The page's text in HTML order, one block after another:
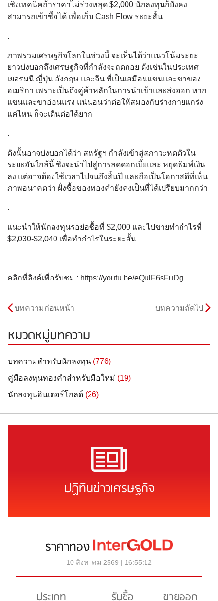
เชิงเทคนิคถ้าราคาไม่ร่วงหลุด $2,000 นักลงทุนก็ยังคง
สามารถเข้าซื้อได้ เพื่อเก็บ Cash Flow ระยะสั้น
.
ภาพรวมเศรษฐกิจโลกในช่วงนี้ จะเห็นได้ว่าแนวโน้มระยะ
ยาวบ่งบอกถึงเศรษฐกิจที่กำลังจะถดถอย ดังเช่นในประเทศ
เยอรมนี ญี่ปุ่น อังกฤษ และจีน ที่เป็นเสมือนแขนและขาของ
อเมริกา เพราะเป็นถึงคู่ค้าหลักในการนำเข้าและส่งออก หาก
แขนและขาอ่อนแรง แน่นอนว่าต่อให้สมองกับร่างกายแกร่ง
แค่ไหน ก็จะเดินต่อได้ยาก
.
ดังนั้นอาจบ่งบอกได้ว่า สหรัฐฯ กำลังเข้าสู่สภาวะหดตัวใน
ระยะอันใกล้นี้ ซึ่งจะนำไปสู่การลดดอกเบี้ยและ หยุดพิมพ์เงิน
ลง แต่อาจต้องใช้เวลาไปจนถึงสิ้นปี และถือเป็นโอกาสดีที่เห็น
ภาพอนาคตว่า ฝั่งซื้อของทองคำยังคงเป็นที่ได้เปรียบมากกว่า
.
แนะนำให้นักลงทุนรอย่อซื้อที่ $2,000 และไปขายทำกำไรที่
$2,030-$2,040 เพื่อทำกำไรในระยะสั้น
คลิกที่ลิงค์เพื่อรับชม : https://youtu.be/eQulF6sFuDg
บทความก่อนหน้า บทความถัดไป
หมวดหมู่บทความ
บทความสำหรับนักลงทุน (776)
คู่มือลงทุนทองคำสำหรับมือใหม่ (19)
นักลงทุนอินเตอร์โกลด์ (26)
ปฏิทินข่าวเศรษฐกิจ
ราคาทอง
10 สิงหาคม 2569 | 16:55:12
ประเภท รับซื้อ ขายออก